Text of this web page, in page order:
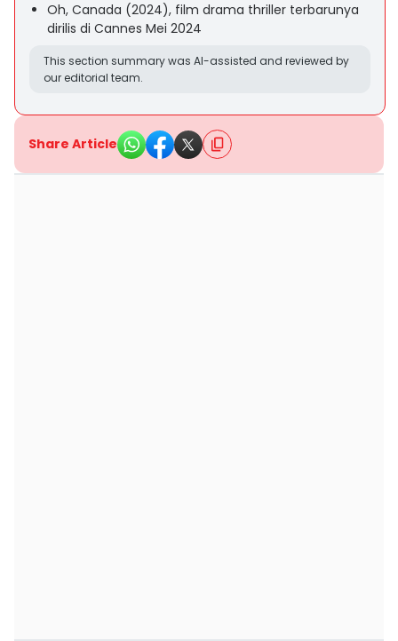
Oh, Canada (2024), film drama thriller terbarunya
dirilis di Cannes Mei 2024
This section summary was AI-assisted and reviewed by
our editorial team.
Share Article